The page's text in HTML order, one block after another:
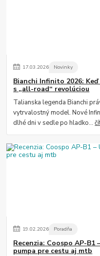
17.03.2026 Novinky
Bianchi Infinito 2026:
s „all-road“ revolúciou
Talianska legenda Bianchi
vytrvalostný model. Nové
dlhé dni v sedle po hladko...
19.02.2026 Poradňa
Recenzia: Coospo AP-
pumpa pre cestu aj mtb